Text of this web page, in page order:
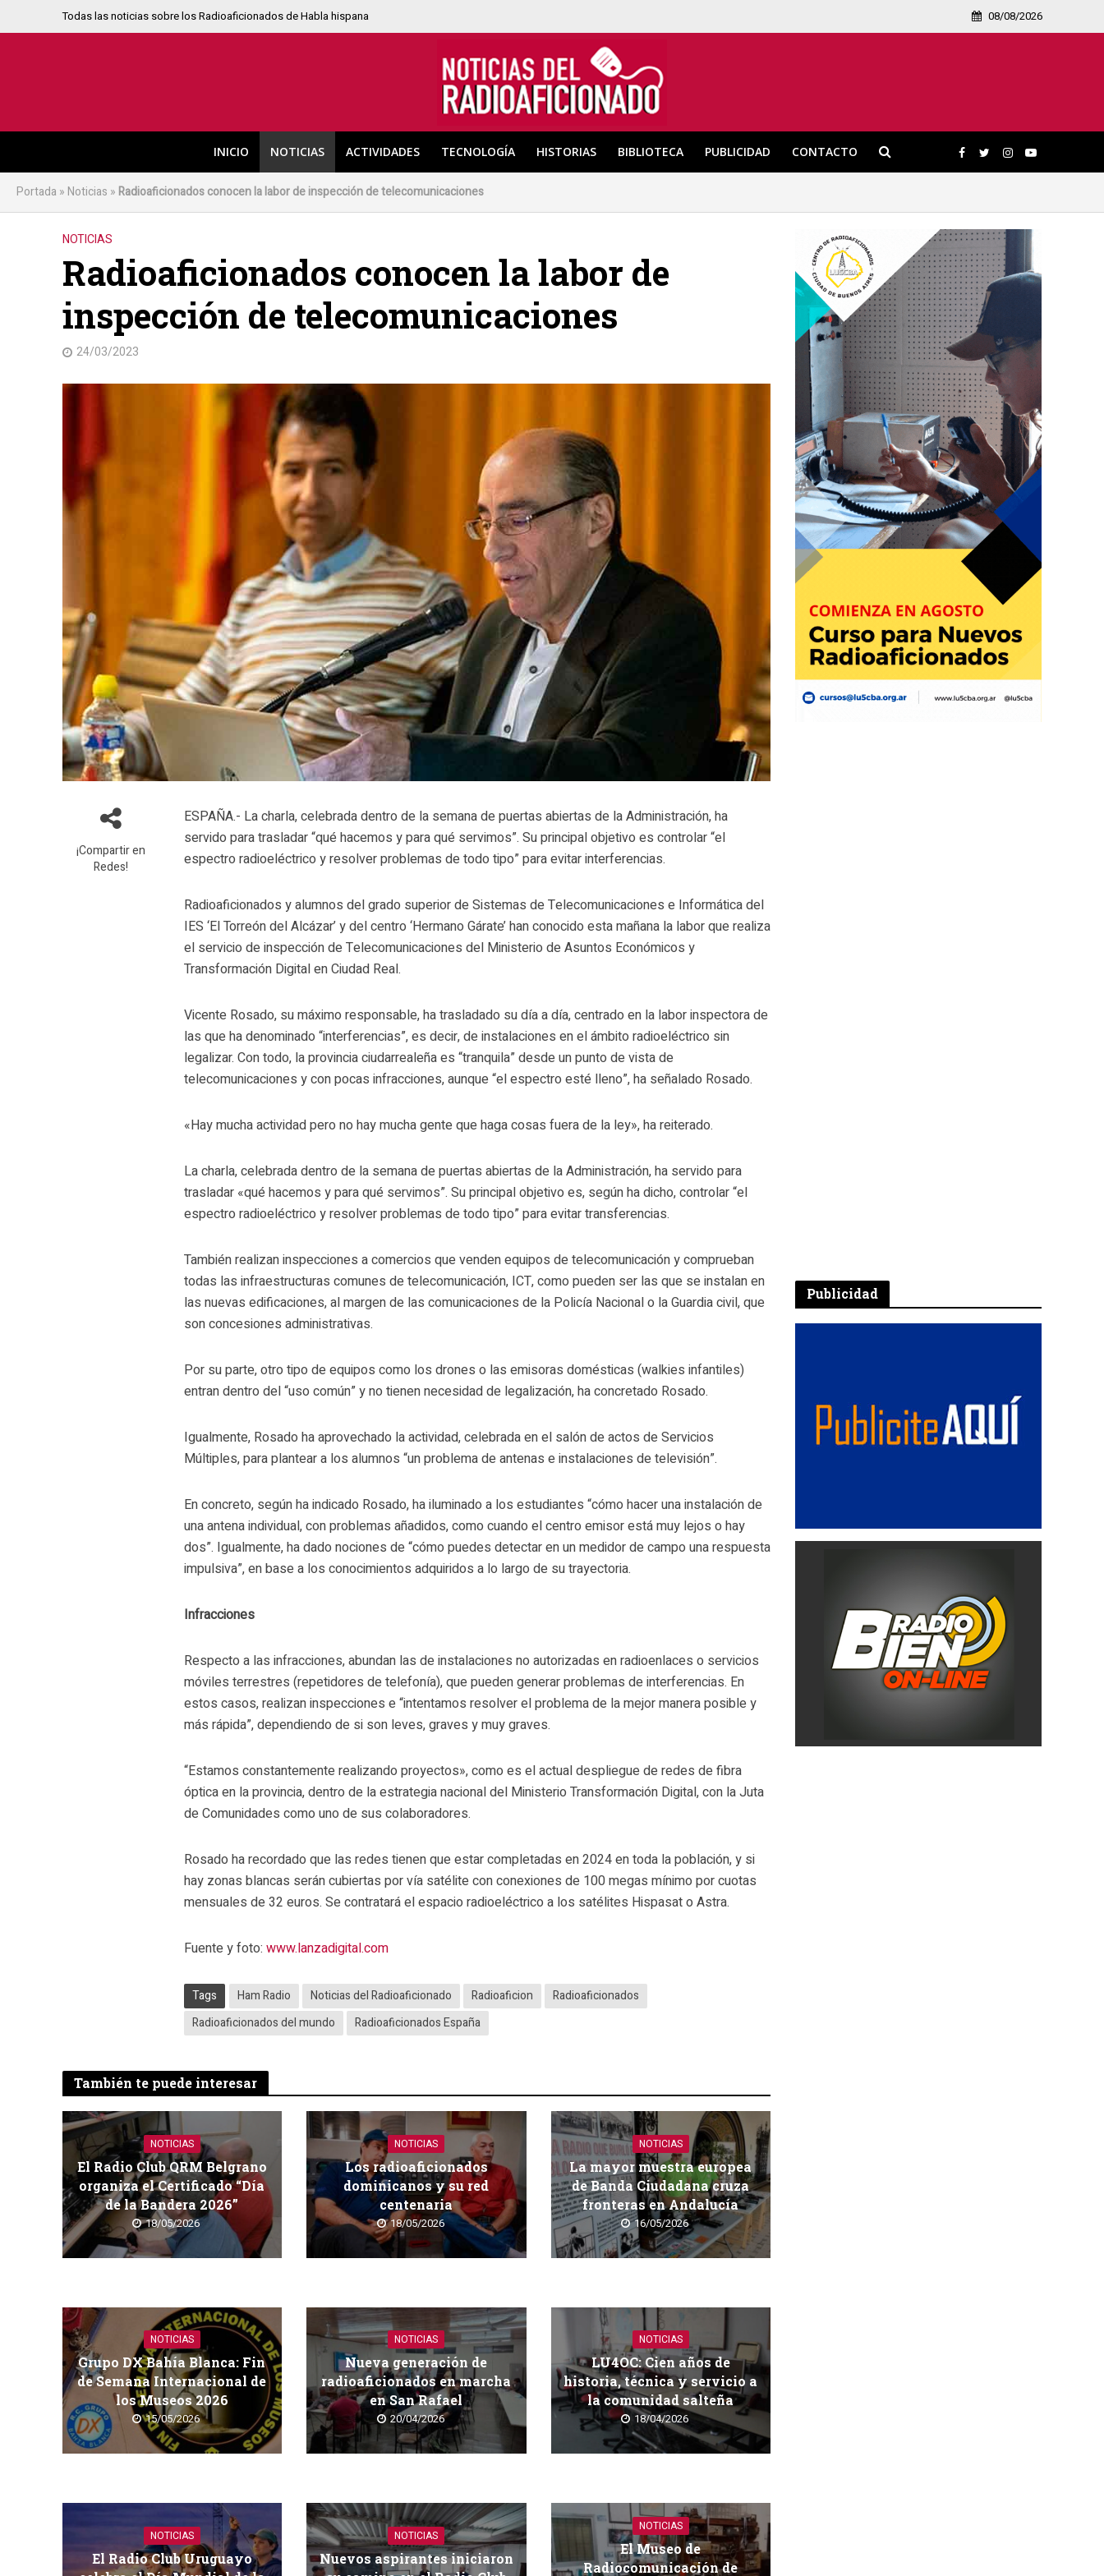
Todas las noticias sobre los Radioaficionados de Habla hispana 08/08/2026
INICIO NOTICIAS ACTIVIDADES TECNOLOGÍA HISTORIAS BIBLIOTECA PUBLICIDAD CONTACTO
Portada » Noticias » Radioaficionados conocen la labor de inspección de telecomunicaciones
NOTICIAS
Radioaficionados conocen la labor de
inspección de telecomunicaciones
24/03/2023
¡Compartir en
Redes!
ESPAÑA.- La charla, celebrada dentro de la semana de puertas abiertas de la Administración, ha
servido para trasladar “qué hacemos y para qué servimos”. Su principal objetivo es controlar “el
espectro radioeléctrico y resolver problemas de todo tipo” para evitar interferencias.
Radioaficionados y alumnos del grado superior de Sistemas de Telecomunicaciones e Informática del
IES ‘El Torreón del Alcázar’ y del centro ‘Hermano Gárate’ han conocido esta mañana la labor que realiza
el servicio de inspección de Telecomunicaciones del Ministerio de Asuntos Económicos y
Transformación Digital en Ciudad Real.
Vicente Rosado, su máximo responsable, ha trasladado su día a día, centrado en la labor inspectora de
las que ha denominado “interferencias”, es decir, de instalaciones en el ámbito radioeléctrico sin
legalizar. Con todo, la provincia ciudarrealeña es “tranquila” desde un punto de vista de
telecomunicaciones y con pocas infracciones, aunque “el espectro esté lleno”, ha señalado Rosado.
«Hay mucha actividad pero no hay mucha gente que haga cosas fuera de la ley», ha reiterado.
La charla, celebrada dentro de la semana de puertas abiertas de la Administración, ha servido para
trasladar «qué hacemos y para qué servimos”. Su principal objetivo es, según ha dicho, controlar “el
espectro radioeléctrico y resolver problemas de todo tipo” para evitar transferencias.
También realizan inspecciones a comercios que venden equipos de telecomunicación y comprueban
todas las infraestructuras comunes de telecomunicación, ICT, como pueden ser las que se instalan en
las nuevas edificaciones, al margen de las comunicaciones de la Policía Nacional o la Guardia civil, que
son concesiones administrativas.
Por su parte, otro tipo de equipos como los drones o las emisoras domésticas (walkies infantiles)
entran dentro del “uso común” y no tienen necesidad de legalización, ha concretado Rosado.
Igualmente, Rosado ha aprovechado la actividad, celebrada en el salón de actos de Servicios
Múltiples, para plantear a los alumnos “un problema de antenas e instalaciones de televisión”.
En concreto, según ha indicado Rosado, ha iluminado a los estudiantes “cómo hacer una instalación de
una antena individual, con problemas añadidos, como cuando el centro emisor está muy lejos o hay
dos”. Igualmente, ha dado nociones de “cómo puedes detectar en un medidor de campo una respuesta
impulsiva”, en base a los conocimientos adquiridos a lo largo de su trayectoria.
Infracciones
Respecto a las infracciones, abundan las de instalaciones no autorizadas en radioenlaces o servicios
móviles terrestres (repetidores de telefonía), que pueden generar problemas de interferencias. En
estos casos, realizan inspecciones e “intentamos resolver el problema de la mejor manera posible y
más rápida”, dependiendo de si son leves, graves y muy graves.
“Estamos constantemente realizando proyectos», como es el actual despliegue de redes de fibra
óptica en la provincia, dentro de la estrategia nacional del Ministerio Transformación Digital, con la Juta
de Comunidades como uno de sus colaboradores.
Rosado ha recordado que las redes tienen que estar completadas en 2024 en toda la población, y si
hay zonas blancas serán cubiertas por vía satélite con conexiones de 100 megas mínimo por cuotas
mensuales de 32 euros. Se contratará el espacio radioeléctrico a los satélites Hispasat o Astra.
Fuente y foto:www.lanzadigital.com
Tags Ham Radio Noticias del Radioaficionado Radioaficion
Radioaficionados
Radioaficionados del mundo
Radioaficionados España
También te puede interesar
NOTICIAS
El Radio Club QRM Belgrano
organiza el Certificado “Día
de la Bandera 2026”
18/05/2026
NOTICIAS
Los radioaficionados
dominicanos y su red
centenaria
18/05/2026
NOTICIAS
La mayor muestra europea
de Banda Ciudadana cruza
fronteras en Andalucía
16/05/2026
NOTICIAS
Grupo DX Bahía Blanca: Fin
de Semana Internacional de
los Museos 2026
15/05/2026
NOTICIAS
Nueva generación de
radioaficionados en marcha
en San Rafael
20/04/2026
NOTICIAS
LU4OC: Cien años de
historia, técnica y servicio a
la comunidad salteña
18/04/2026
NOTICIAS
El Radio Club Uruguayo
NOTICIAS
Nuevos aspirantes iniciaron
NOTICIAS
El Museo de
Radiocomunicación de
Publicidad